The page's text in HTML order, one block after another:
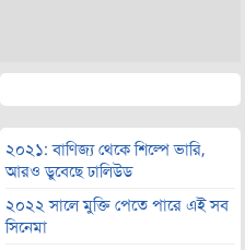
২০২১: বাণিজ্য থেকে শিল্পে ভারি,
আরও ডুবেছে ঢালিউড
২০২২ সালে মুক্তি পেতে পারে এই সব
সিনেমা